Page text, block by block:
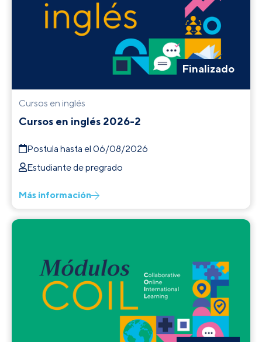
Finalizado
Cursos en inglés
Cursos en inglés 2026-2
Postula hasta el 06/08/2026
Estudiante de pregrado
Más información